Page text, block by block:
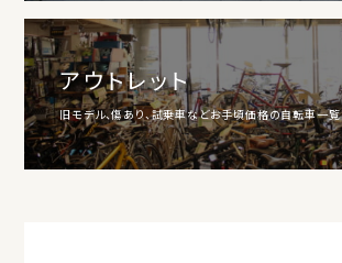
アウトレット
旧モデル、傷あり、試乗車などお手頃価格の自転車一覧